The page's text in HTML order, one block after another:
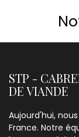
STP -
DE VIANDE
Aujourd'hui,
France. Notre